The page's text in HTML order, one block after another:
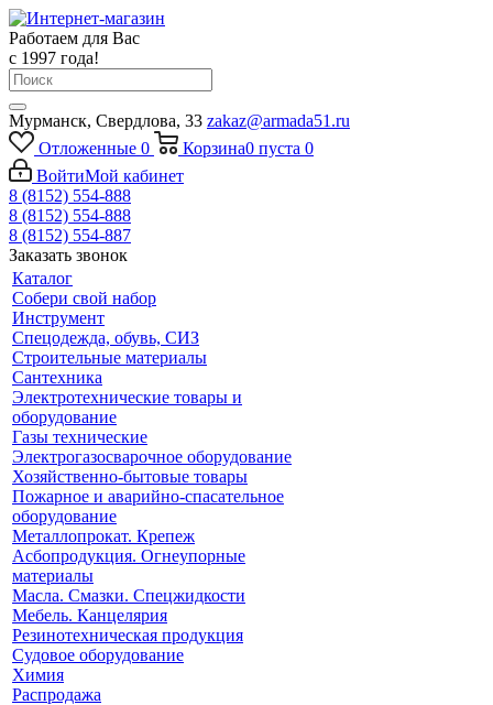
Работаем для Вас
с 1997 года!
Мурманск, Свердлова, 33 zakaz@armada51.ru
Отложенные 0 Корзина0 пуста 0
ВойтиМой кабинет
8 (8152) 554-888
8 (8152) 554-888
8 (8152) 554-887
Заказать звонок
Каталог
Собери свой набор
Инструмент
Спецодежда, обувь, СИЗ
Строительные материалы
Сантехника
Электротехнические товары и
оборудование
Газы технические
Электрогазосварочное оборудование
Хозяйственно-бытовые товары
Пожарное и аварийно-спасательное
оборудование
Металлопрокат. Крепеж
Асбопродукция. Огнеупорные
материалы
Масла. Смазки. Спецжидкости
Мебель. Канцелярия
Резинотехническая продукция
Судовое оборудование
Химия
Распродажа